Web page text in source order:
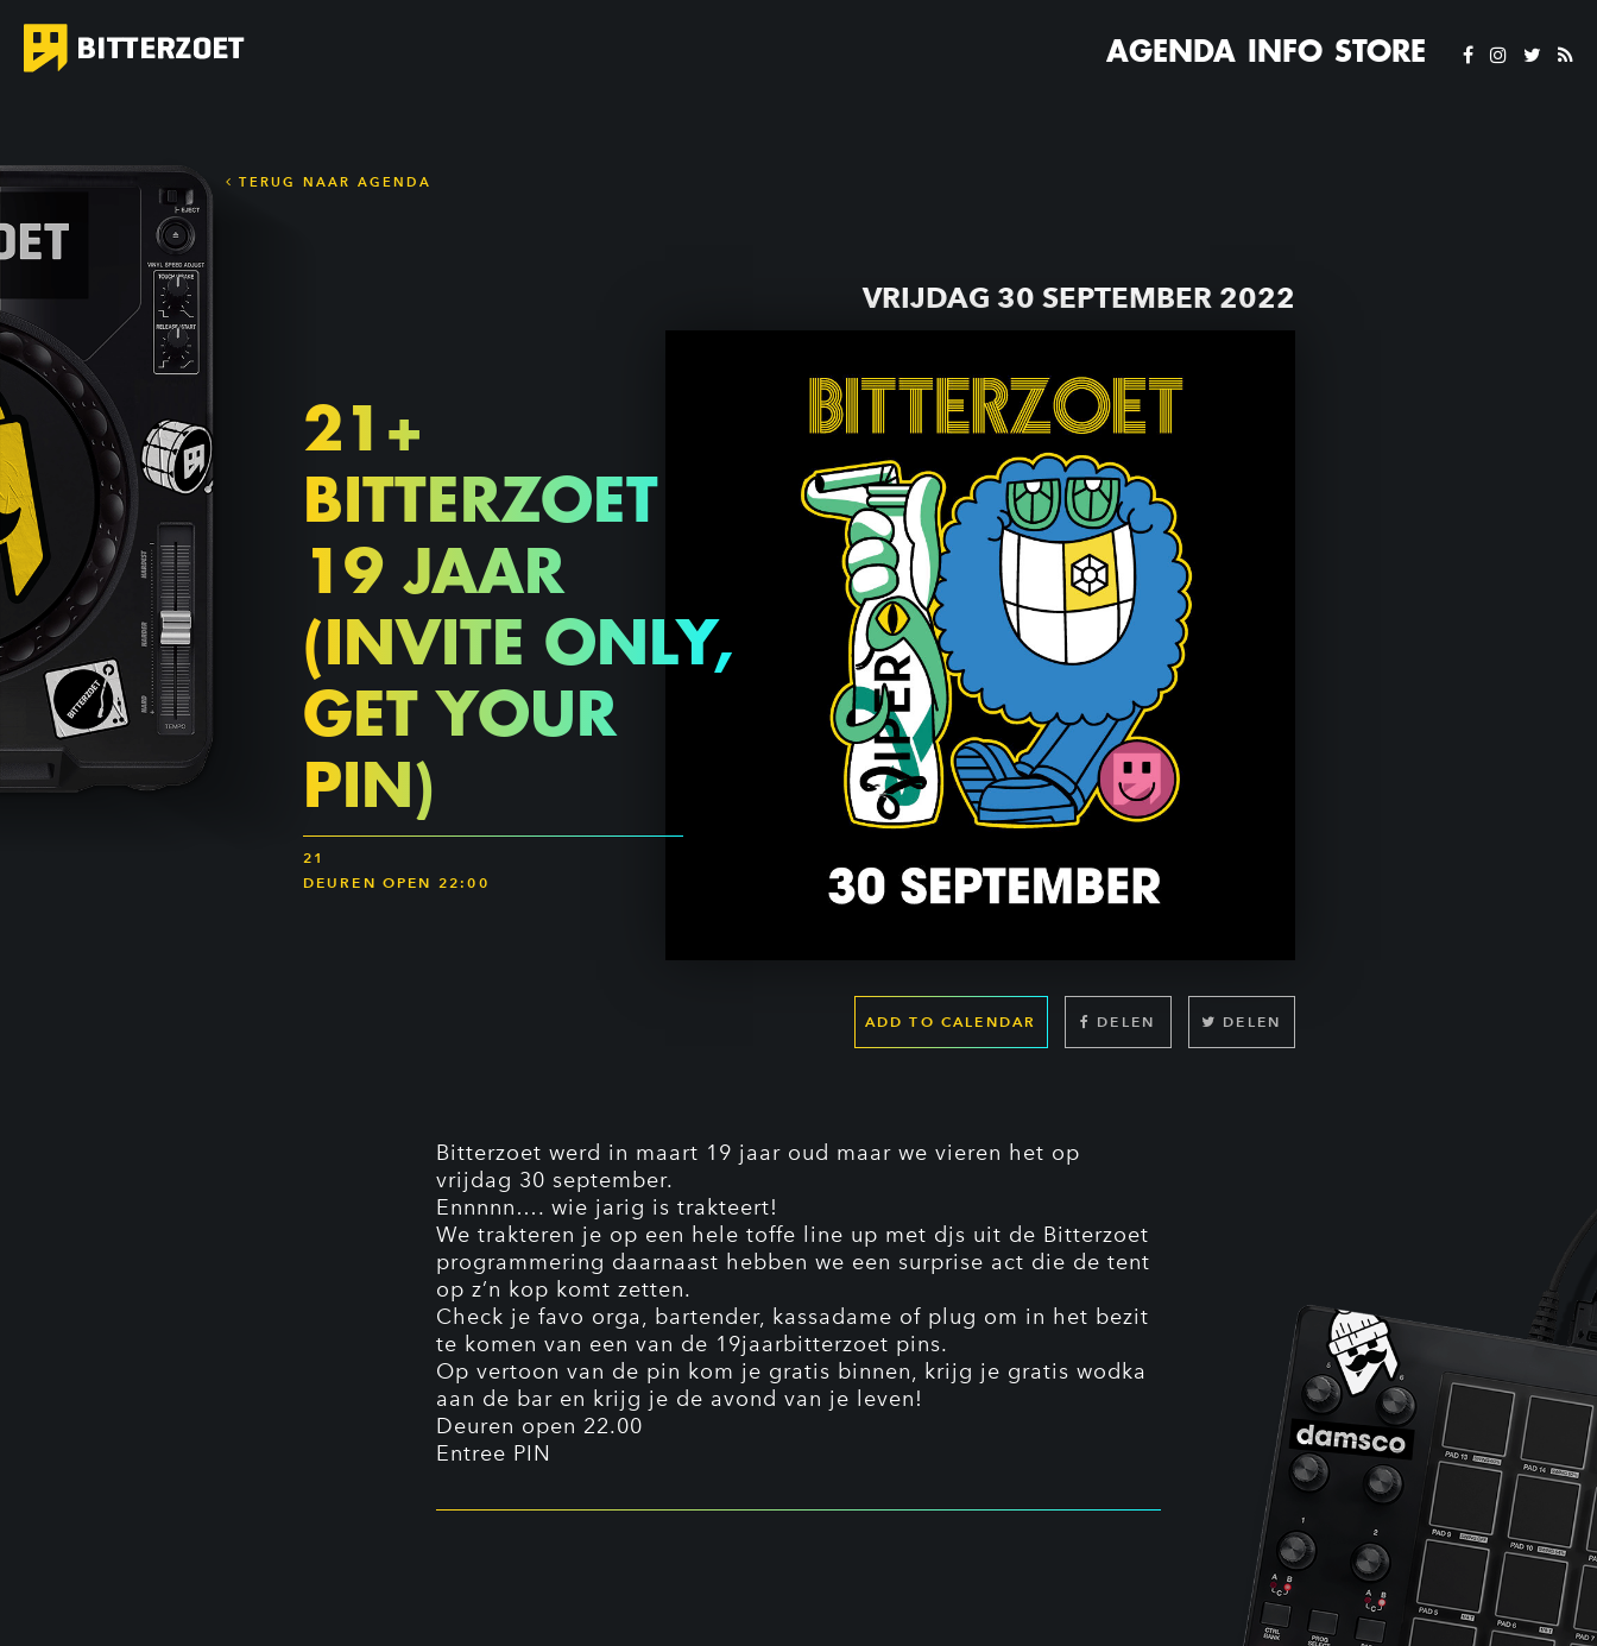
AGENDA INFO STORE
TERUG NAAR AGENDA
VRIJDAG 30 SEPTEMBER 2022
ADD TO CALENDAR DELEN DELEN
21+
BITTERZOET
19 JAAR
(INVITE ONLY,
GET YOUR
PIN)
21
DEUREN OPEN 22:00
Bitterzoet werd in maart 19 jaar oud maar we vieren het op
vrijdag 30 september.
Ennnnn…. wie jarig is trakteert!
We trakteren je op een hele toffe line up met djs uit de Bitterzoet
programmering daarnaast hebben we een surprise act die de tent
op z’n kop komt zetten.
Check je favo orga, bartender, kassadame of plug om in het bezit
te komen van een van de 19jaarbitterzoet pins.
Op vertoon van de pin kom je gratis binnen, krijg je gratis wodka
aan de bar en krijg je de avond van je leven!
Deuren open 22.00
Entree PIN